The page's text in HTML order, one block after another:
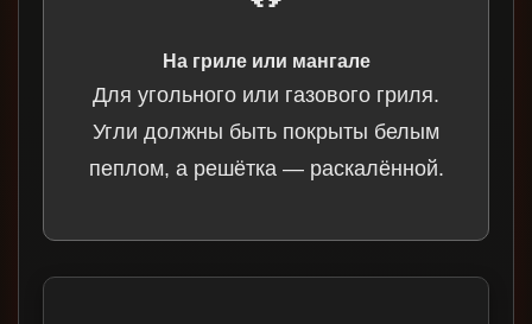
На гриле или мангале
Для угольного или газового гриля.
Угли должны быть покрыты белым
пеплом, а решётка — раскалённой.